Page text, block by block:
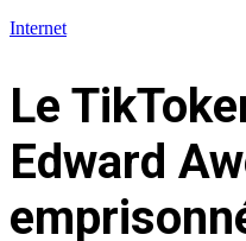
Internet
Le
Edward